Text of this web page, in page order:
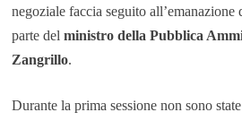
negoziale faccia seguito all’emanazione
parte del ministro della Pubblica
Zangrillo.
Durante la prima sessione non sono